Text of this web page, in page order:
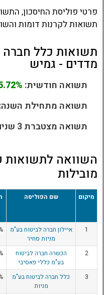
פרטי פוליסת החיסכון,
תשואות לקרנות דומות
תשואות כלל חברה
מדדים - גמיש
תשואה חודשית:
תשואה מתחילת השנה:
תשואה מצטברת 3 שנים:
השוואה לתשואות
מובילות
מיקום שם הפוליסה
1
איילון חברה לביטוח בע"מ
מניות סחיר
2
הכשרה חברה לביטוח
בע"מ כללי פאסיבי
3
כלל חברה לביטוח בע"מ
מניות